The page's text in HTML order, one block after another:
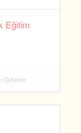
Eğitim
Göster